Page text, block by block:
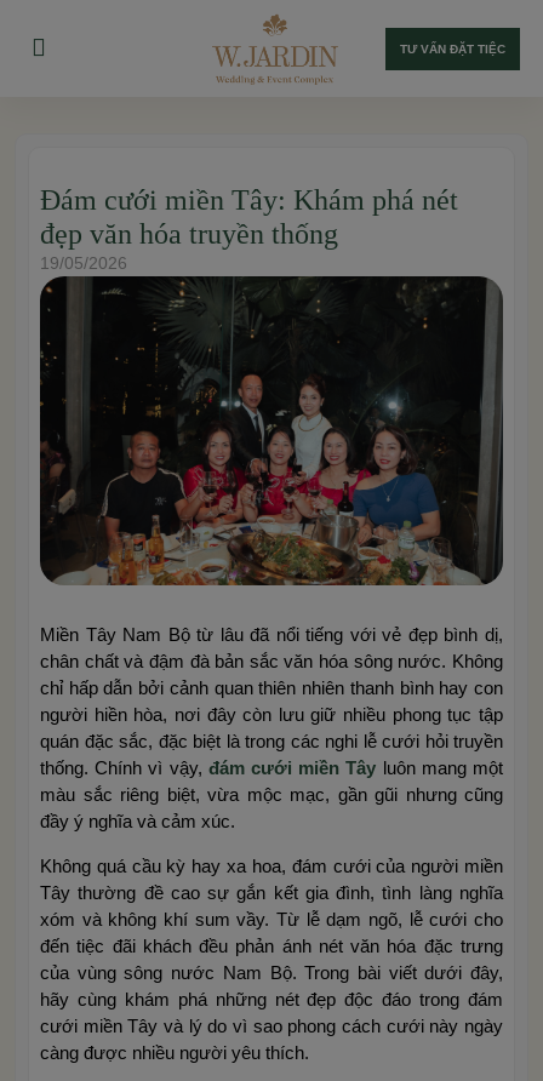
TƯ VẤN ĐẶT TIỆC
Đám cưới miền Tây: Khám phá nét
đẹp văn hóa truyền thống
19/05/2026
Miền Tây Nam Bộ từ lâu đã nổi tiếng với vẻ đẹp bình dị,
chân chất và đậm đà bản sắc văn hóa sông nước. Không
chỉ hấp dẫn bởi cảnh quan thiên nhiên thanh bình hay con
người hiền hòa, nơi đây còn lưu giữ nhiều phong tục tập
quán đặc sắc, đặc biệt là trong các nghi lễ cưới hỏi truyền
thống. Chính vì vậy, đám cưới miền Tây luôn mang một
màu sắc riêng biệt, vừa mộc mạc, gần gũi nhưng cũng
đầy ý nghĩa và cảm xúc.
Không quá cầu kỳ hay xa hoa, đám cưới của người miền
Tây thường đề cao sự gắn kết gia đình, tình làng nghĩa
xóm và không khí sum vầy. Từ lễ dạm ngõ, lễ cưới cho
đến tiệc đãi khách đều phản ánh nét văn hóa đặc trưng
của vùng sông nước Nam Bộ. Trong bài viết dưới đây,
hãy cùng khám phá những nét đẹp độc đáo trong đám
cưới miền Tây và lý do vì sao phong cách cưới này ngày
càng được nhiều người yêu thích.